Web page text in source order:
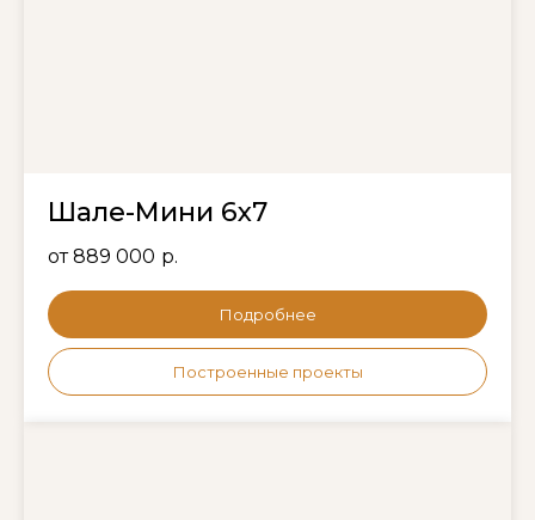
Шале-Мини 6х7
от 889 000 р.
Подробнее
Построенные проекты